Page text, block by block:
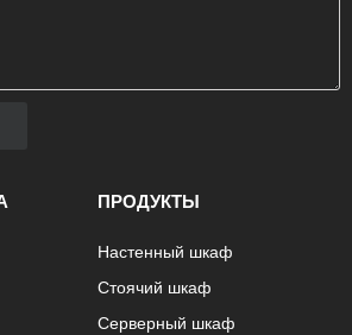
ПРОДУКТЫ
Настенный шкаф
Стоячий шкаф
Серверный шкаф